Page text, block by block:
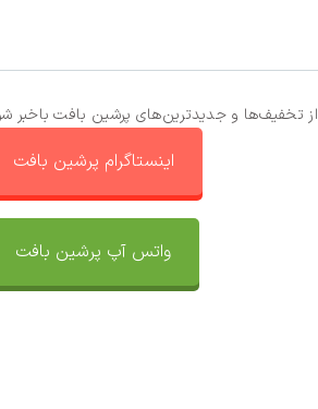
از تخفیف‌ها و جدیدترین‌های پرشین بافت باخبر
اینستاگرام پرشین بافت
واتس آپ پرشین بافت